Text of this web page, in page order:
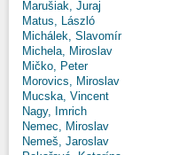
Marušiak, Juraj
Matus, László
Michálek, Slavomír
Michela, Miroslav
Mičko, Peter
Morovics, Miroslav
Mucska, Vincent
Nagy, Imrich
Nemec, Miroslav
Nemeš, Jaroslav